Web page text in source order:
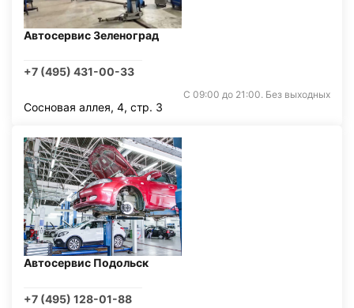
Автосервис Зеленоград
+7 (495) 431-00-33
С 09:00 до 21:00. Без выходных
Сосновая аллея, 4, стр. 3
Автосервис Подольск
+7 (495) 128-01-88